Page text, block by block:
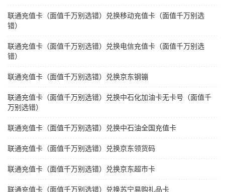
联通充值卡（面值千万别选错）兑换移动充值卡（面值千万别选
错）
联通充值卡（面值千万别选错）兑换电信充值卡（面值千万别选
错）
联通充值卡（面值千万别选错）兑换京东钢镚
联通充值卡（面值千万别选错）兑换中石化加油卡无卡号（面值千
万别选错）
联通充值卡（面值千万别选错）兑换中石油全国充值卡
联通充值卡（面值千万别选错）兑换京东领货码
联通充值卡（面值千万别选错）兑换京东超市卡
联通充值卡（面值千万别选错）兑换苏宁易购礼品卡